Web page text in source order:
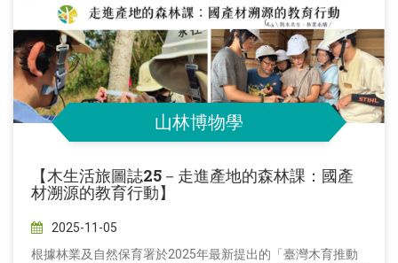
山林博物學
【木生活旅圖誌25－走進產地的森林課：國產
材溯源的教育行動】
2025-11-05
根據林業及自然保育署於2025年最新提出的「臺灣木育推動